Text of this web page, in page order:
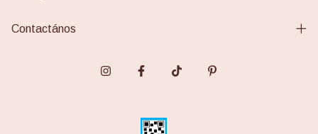
Contactános